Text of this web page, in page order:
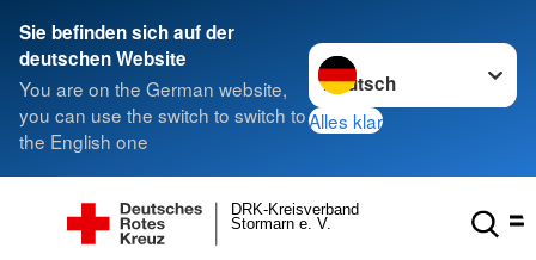
Sie befinden sich auf der
deutschen Website
You are on the German website,
you can use the switch to switch to
the English one
Sprache wechseln zu
Alles klar
Stormarn e. V.
DRK-Kreisverband